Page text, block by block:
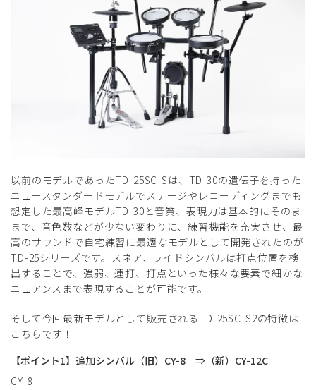
以前のモデルであったTD-25SC-Sは、TD-30の遺伝子を持った
ニュースタンダードモデルでステージやレコーディングまでも
想定した最高峰モデルTD-30と音質、表現力は基本的にそのま
まで、音色数などが少ない変わりに、練習機能を充実させ、最
高のサウンドで自宅練習に最適なモデルとして開発されたのが
TD-25シリーズです。スネア、ライドシンバルは打点位置を検
出することで、強弱、連打、打点といった様々な要素で細かな
ニュアンスまで表現することが可能です。
そして今回最新モデルとして販売されるTD-25SC-S2の特徴は
こちらです！
【ポイント1】追加シンバル（旧）CY-8 ⇒（新）CY-12C
CY-8